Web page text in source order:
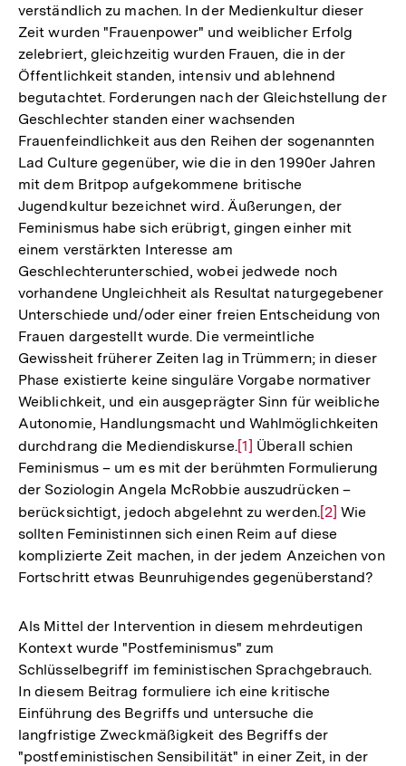
verständlich zu machen. In der Medienkultur dieser
Zeit wurden "Frauenpower" und weiblicher Erfolg
zelebriert, gleichzeitig wurden Frauen, die in der
Öffentlichkeit standen, intensiv und ablehnend
begutachtet. Forderungen nach der Gleichstellung der
Geschlechter standen einer wachsenden
Frauenfeindlichkeit aus den Reihen der sogenannten
Lad Culture gegenüber, wie die in den 1990er Jahren
mit dem Britpop aufgekommene britische
Jugendkultur bezeichnet wird. Äußerungen, der
Feminismus habe sich erübrigt, gingen einher mit
einem verstärkten Interesse am
Geschlechterunterschied, wobei jedwede noch
vorhandene Ungleichheit als Resultat naturgegebener
Unterschiede und/oder einer freien Entscheidung von
Frauen dargestellt wurde. Die vermeintliche
Gewissheit früherer Zeiten lag in Trümmern; in dieser
Phase existierte keine singuläre Vorgabe normativer
Weiblichkeit, und ein ausgeprägter Sinn für weibliche
Autonomie, Handlungsmacht und Wahlmöglichkeiten
durchdrang die Mediendiskurse.Zur
Auflösung
der
Fußnote
[1] Überall schien
Feminismus – um es mit der berühmten Formulierung
der Soziologin Angela McRobbie auszudrücken –
berücksichtigt, jedoch abgelehnt zu werden.Zur
Auflösung
der
Fußnote
[2] Wie
sollten Feministinnen sich einen Reim auf diese
komplizierte Zeit machen, in der jedem Anzeichen von
Fortschritt etwas Beunruhigendes gegenüberstand?
Als Mittel der Intervention in diesem mehrdeutigen
Kontext wurde "Postfeminismus" zum
Schlüsselbegriff im feministischen Sprachgebrauch.
In diesem Beitrag formuliere ich eine kritische
Einführung des Begriffs und untersuche die
langfristige Zweckmäßigkeit des Begriffs der
"postfeministischen Sensibilität" in einer Zeit, in der